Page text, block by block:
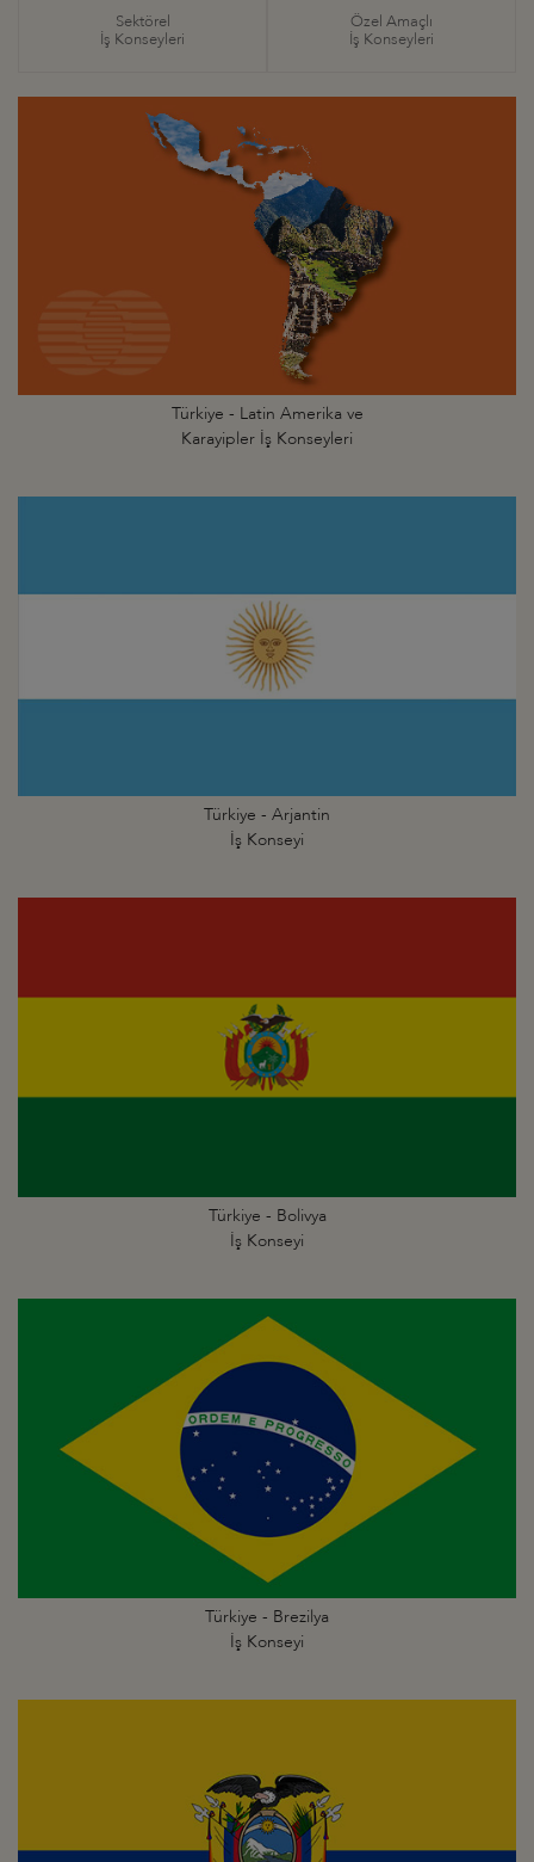
Sektörel
İş Konseyleri
Özel Amaçlı
İş Konseyleri
Türkiye - Latin Amerika ve
Karayipler İş Konseyleri
Türkiye - Arjantin
İş Konseyi
Türkiye - Bolivya
İş Konseyi
Türkiye - Brezilya
İş Konseyi